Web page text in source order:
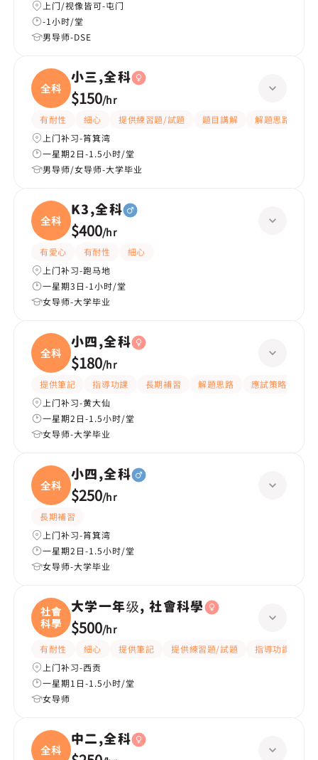
上门/视像皆可-屯门
-1小时/堂
男导师-DSE
全科
小三,全科
$150/hr
有耐性 細心 提供練習題/試題 題目講解
解題思路
上门补习-筲箕湾
一星期2日-1.5小时/堂
男导师/女导师-大学毕业
全科
K3,全科
$400/hr
有愛心 有耐性
細心
上门补习-跑马地
一星期3日-1小时/堂
女导师-大学毕业
全科
小四,全科
$180/hr
提供筆記 指導功課 長期補習 解題思路 應試策略
上门补习-黄大仙
一星期2日-1.5小时/堂
女导师-大学毕业
全科
小四,全科
$250/hr
長期補習
上门补习-筲箕湾
一星期2日-1.5小时/堂
女导师-大学毕业
社會
科學
大学一年级, 社會科學
$500/hr
有耐性 細心 提供筆記 提供練習題/試題 指導功課
上门补习-西贡
一星期1日-1.5小时/堂
女导师
全科
中二,全科